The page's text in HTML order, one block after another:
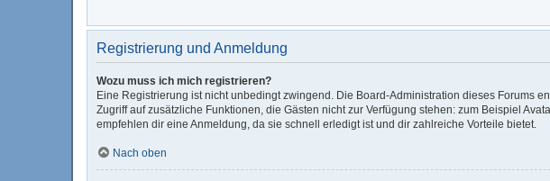
Registrierung und Anmeldung
Wozu muss ich mich registrieren?
Eine Registrierung ist nicht unbedingt zwingend. Die Board-Administration dieses Forums
Zugriff auf zusätzliche Funktionen, die Gästen nicht zur Verfügung stehen: zum Beispiel
empfehlen dir eine Anmeldung, da sie schnell erledigt ist und dir zahlreiche Vorteile bietet.
Nach oben